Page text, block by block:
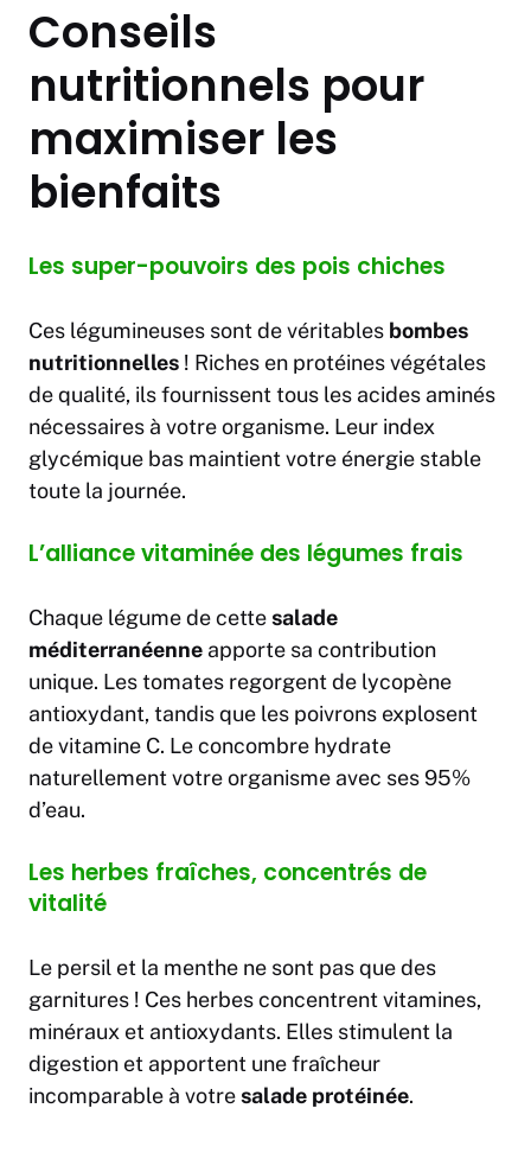
Conseils
nutritionnels pour
maximiser les
bienfaits
Les super-pouvoirs des pois chiches
Ces légumineuses sont de véritables bombes
nutritionnelles ! Riches en protéines végétales
de qualité, ils fournissent tous les acides aminés
nécessaires à votre organisme. Leur index
glycémique bas maintient votre énergie stable
toute la journée.
L’alliance vitaminée des légumes frais
Chaque légume de cettesalade
méditerranéenne apporte sa contribution
unique. Les tomates regorgent de lycopène
antioxydant, tandis que les poivrons explosent
de vitamine C. Le concombre hydrate
naturellement votre organisme avec ses 95%
d’eau.
Les herbes fraîches, concentrés de
vitalité
Le persil et la menthe ne sont pas que des
garnitures ! Ces herbes concentrent vitamines,
minéraux et antioxydants. Elles stimulent la
digestion et apportent une fraîcheur
incomparable à votresalade protéinée.